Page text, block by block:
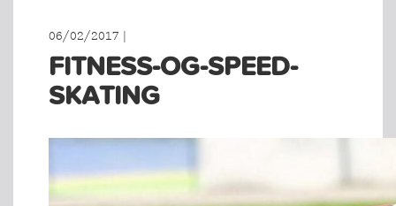
06/02/2017 |
FITNESS-OG-SPEED-
SKATING